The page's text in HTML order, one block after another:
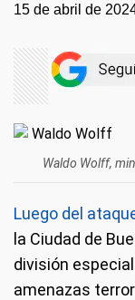
15 de abril de
Waldo Wolff,
Luego del
la Ciudad de
división
amenazas